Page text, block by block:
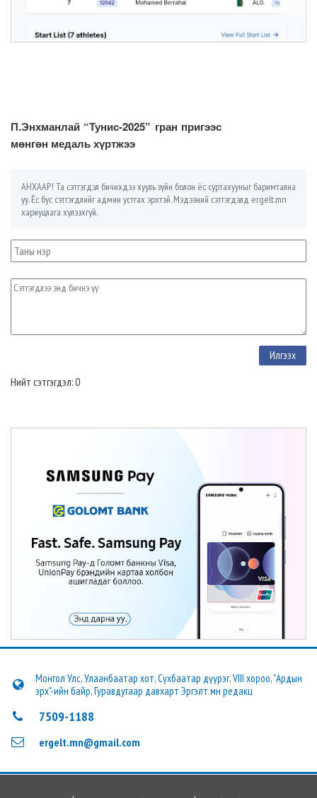
П.Энхманлай “Тунис-2025” гран пригээс
мөнгөн медаль хүртжээ
АНХААР! Та сэтгэгдэл бичихдээ хууль зүйн болон ёс суртахууныг баримтална
уу. Ёс бус сэтгэгдлийг админ устгах эрхтэй. Мэдээний сэтгэгдэлд ergelt.mn
хариуцлага хүлээхгүй.
Нийт сэтгэгдэл: 0
Монгол Улс, Улаанбаатар хот, Сүхбаатар дүүрэг, VIII хороо, "Ардын
эрх"-ийн байр, Гуравдугаар давхарт Эргэлт.мн редакц
7509-1188
ergelt.mn@gmail.com